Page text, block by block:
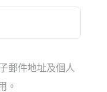
郵件地址及個人
。